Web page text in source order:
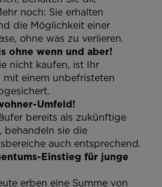
noch: Sie erhalten
die Möglichkeit einer
ohne was zu verlieren.
ohne wenn und aber!
nicht kaufen, ist Ihr
mit einem unbefristeten
Umfeld!
bereits als zukünftige
behandeln sie die
auch entsprechend.
Einstieg für junge
erben eine Summe von